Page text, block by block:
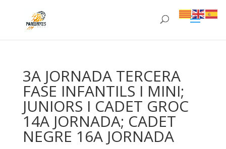
3A JORNADA TERCERA
FASE INFANTILS I MINI;
JUNIORS I CADET GROC
14A JORNADA; CADET
NEGRE 16A JORNADA